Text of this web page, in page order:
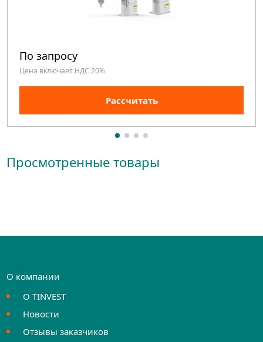
По запросу
Цена включает НДС 20%
Рассчитать
Просмотренные товары
О компании
О TINVEST
Новости
Отзывы заказчиков